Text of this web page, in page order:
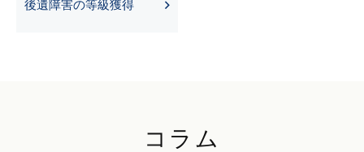
後遺障害の等級獲得
コラム